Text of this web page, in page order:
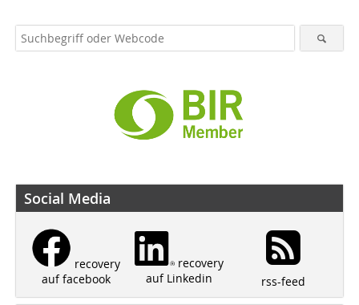
Social Media
recovery
auf facebook
recovery
auf Linkedin
rss-feed